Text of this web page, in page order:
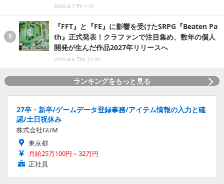
2026.8.7 Fri 1:15
『FFT』と『FE』に影響を受けたSRPG『Beaten Pa
th』正式発表！クラファンで注目集め、数年の個人
開発が生んだ作品2027年リリースへ
2026.8.6 Thu 12:30
ランキングをもっと見る
27卒・新卒/ゲームデータ登録事務/アイテム情報の入力と確
認/土日祝休み
株式会社GUM
東京都
月給25万100円～32万円
正社員